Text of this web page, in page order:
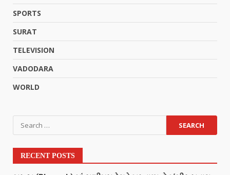
SPORTS
SURAT
TELEVISION
VADODARA
WORLD
RECENT POSTS